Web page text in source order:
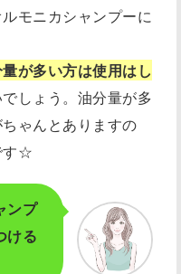
モニカシャンプーに
が多い方は使用はし
しょう。油分量が多
ゃんとありますの
す☆
ンプ
ける